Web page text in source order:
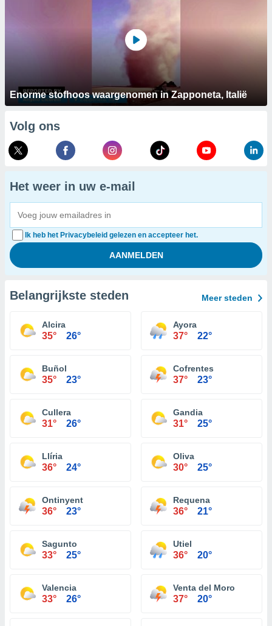
Enorme stofhoos waargenomen in Zapponeta, Italië
Volg ons
Het weer in uw e-mail
Ik heb het Privacybeleid gelezen en accepteer het.
Belangrijkste steden Meer steden
Alcira
35° 26°
Ayora
37° 22°
Buñol
35° 23°
Cofrentes
37° 23°
Cullera
31° 26°
Gandia
31° 25°
Llíria
36° 24°
Oliva
30° 25°
Ontinyent
36° 23°
Requena
36° 21°
Sagunto
33° 25°
Utiel
36° 20°
Valencia
33° 26°
Venta del Moro
37° 20°